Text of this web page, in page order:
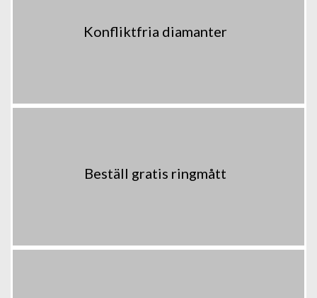
Konfliktfria diamanter
Beställ gratis ringmått